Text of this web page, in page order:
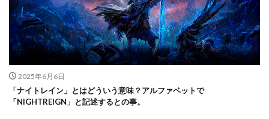
2025年6月6日
「ナイトレイン」とはどういう意味？アルファベットで
「NIGHTREIGN」と記述するとの事。